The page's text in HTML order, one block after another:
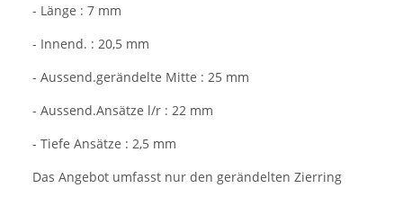
- Länge : 7 mm
- Innend. : 20,5 mm
- Aussend.gerändelte Mitte : 25 mm
- Aussend.Ansätze l/r : 22 mm
- Tiefe Ansätze : 2,5 mm
Das Angebot umfasst nur den gerändelten Zierring